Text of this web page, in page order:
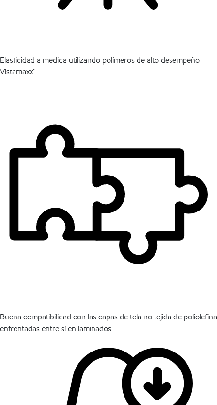
Elasticidad a medida utilizando polímeros de alto desempeño
Vistamaxx™
Buena compatibilidad con las capas de tela no tejida de poliolefina
enfrentadas entre sí en laminados.